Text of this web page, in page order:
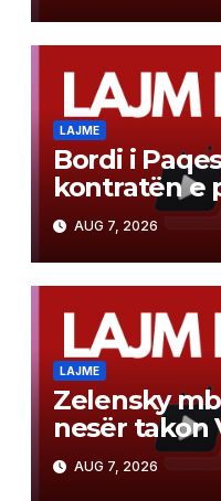
LAJME
Bordi i
kontratën e
në Gazë
AUG 7, 2026
LAJME
Zelensky
nesër takon
AUG 7, 2026